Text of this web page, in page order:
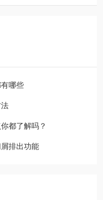
哪些
都了解吗？
排出功能